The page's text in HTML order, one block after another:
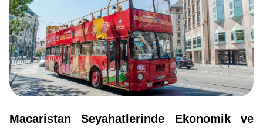
Macaristan Seyahatlerinde Ekonomik ve